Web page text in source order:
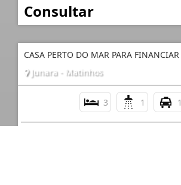
Consultar
CASA PERTO DO MAR PARA FINANCIAR
Junara - Matinhos
3 1 1